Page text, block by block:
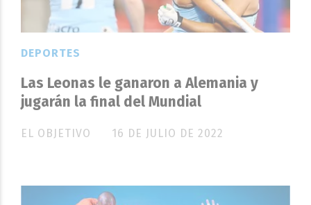
Las Leonas le ganaron a Alemania y
jugarán la final del Mundial
EL OBJETIVO
DEPORTES
16 DE JULIO DE 2022